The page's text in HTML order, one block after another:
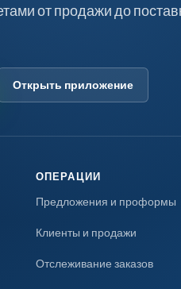
от продажи до
Открыть приложение
ОПЕРАЦИИ
Предложения и проформы
Клиенты и продажи
Отслеживание заказов